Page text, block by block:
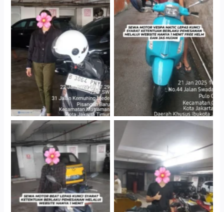
Cityplaza Jatinegara
Gedung Parkir P6A
Antar Jemput Kendaraan
Cityplaza Jatinegara
Cityplaza Jatinegara